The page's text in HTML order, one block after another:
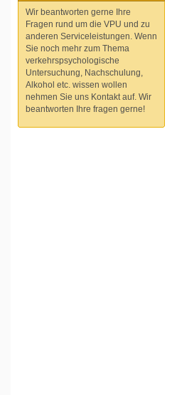
Wir beantworten gerne Ihre
Fragen rund um die VPU und zu
anderen Serviceleistungen. Wenn
Sie noch mehr zum Thema
verkehrspsychologische
Untersuchung, Nachschulung,
Alkohol etc. wissen wollen
nehmen Sie uns Kontakt auf. Wir
beantworten Ihre fragen gerne!